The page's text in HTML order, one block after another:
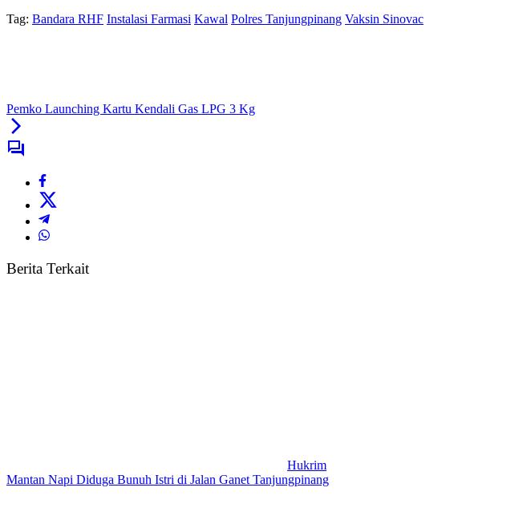
Tag: Bandara RHF Instalasi Farmasi Kawal Polres Tanjungpinang Vaksin Sinovac
Pemko Launching Kartu Kendali Gas LPG 3 Kg
Berita Terkait
Hukrim
Mantan Napi Diduga Bunuh Istri di Jalan Ganet Tanjungpinang